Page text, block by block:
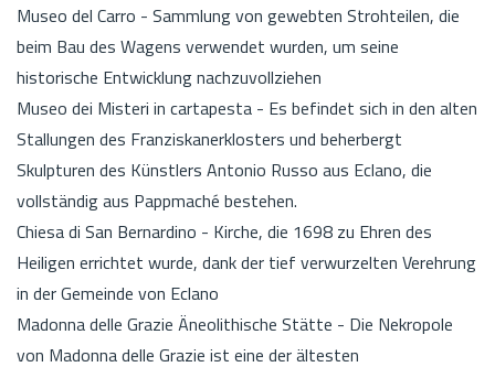
Museo del Carro - Sammlung von gewebten Strohteilen, die
beim Bau des Wagens verwendet wurden, um seine
historische Entwicklung nachzuvollziehen
Museo dei Misteri in cartapesta - Es befindet sich in den alten
Stallungen des Franziskanerklosters und beherbergt
Skulpturen des Künstlers Antonio Russo aus Eclano, die
vollständig aus Pappmaché bestehen.
Chiesa di San Bernardino - Kirche, die 1698 zu Ehren des
Heiligen errichtet wurde, dank der tief verwurzelten Verehrung
in der Gemeinde von Eclano
Madonna delle Grazie Äneolithische Stätte - Die Nekropole
von Madonna delle Grazie ist eine der ältesten